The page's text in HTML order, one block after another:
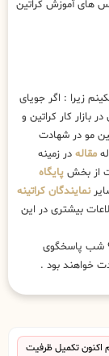
های آموزش کراتین
زیرا : اگر جویای
کار کراتین و
مو در شهادت
مقاله در زمینه
از بخش پایگاه
نمایندگان کراتینه
بیشتری در این
کارشناسان این مرکز همچنین از ساعت 8 صبح لغایت 9 شب پاسخگوی
خواهند بود .
اکنون تکمیل ظرفیت